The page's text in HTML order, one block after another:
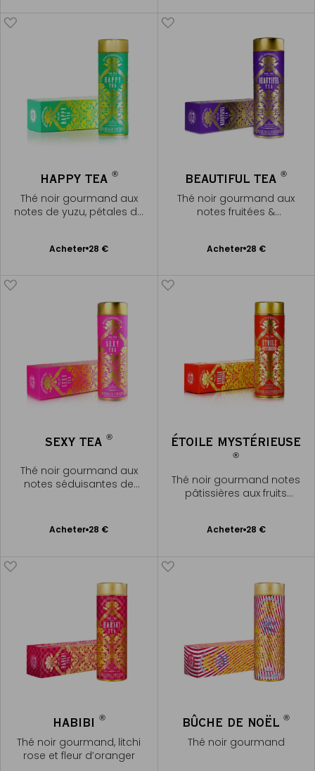
HAPPY TEA ®
Thé noir gourmand aux
notes de yuzu, pétales de
Acheter 28 €
Ajouter
BEAUTIFUL TEA®
Thé noir gourmand aux
notes fruitées &
Acheter 28 €
Ajouter
SEXY TEA®
Thé noir gourmand aux
notes séduisantes de
Acheter 28 €
Ajouter
ÉTOILE MYSTÉRIEUSE
®
Thé noir gourmand notes
pâtissières aux fruits
Acheter 28 €
Ajouter
HABIBI ®
Thé noir gourmand, litchi
rose et fleur d’oranger
BÛCHE DE NOËL®
Thé noir gourmand